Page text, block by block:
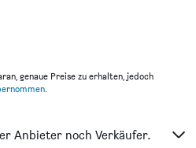
genaue Preise zu erhalten, jedoch
.
Anbieter noch Verkäufer.